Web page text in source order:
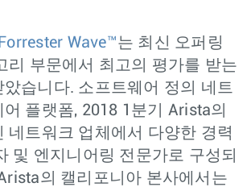
Wave™는 최신 오퍼링
리 부문에서 최고의 평가를 받는
았습니다. 소프트웨어 정의 네트
플랫폼, 2018 1분기 Arista의
네트워크 업체에서 다양한 경력
및 엔지니어링 전문가로 구성되
의 캘리포니아 본사에서는